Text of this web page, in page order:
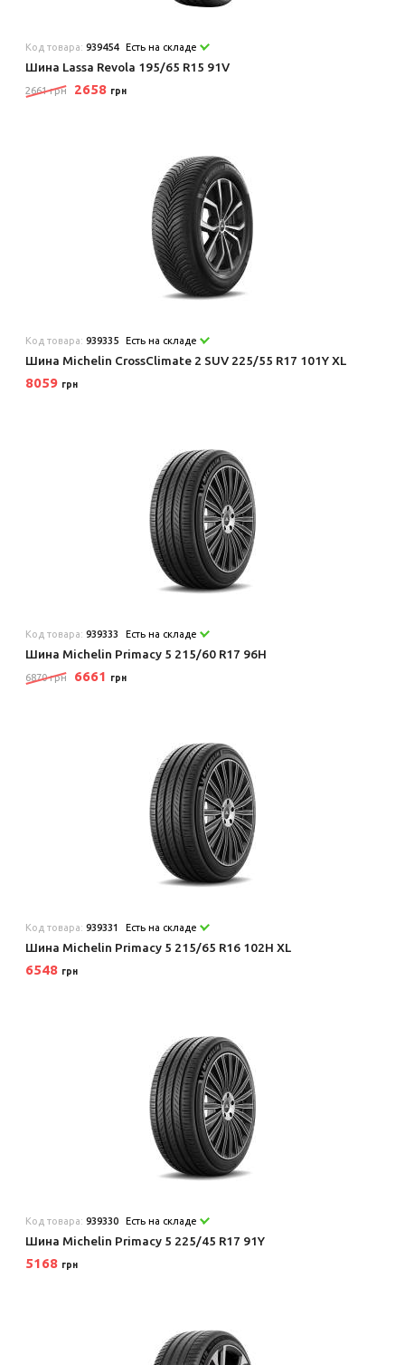
Код товара:939454 Есть на складе
Шина Lassa Revola 195/65 R15 91V
2661 грн 2658 грн
Код товара:939335 Есть на складе
Шина Michelin CrossClimate 2 SUV 225/55 R17 101Y XL
8059 грн
Код товара:939333 Есть на складе
Шина Michelin Primacy 5 215/60 R17 96H
6870 грн 6661 грн
Код товара:939331 Есть на складе
Шина Michelin Primacy 5 215/65 R16 102H XL
6548 грн
Код товара:939330 Есть на складе
Шина Michelin Primacy 5 225/45 R17 91Y
5168 грн